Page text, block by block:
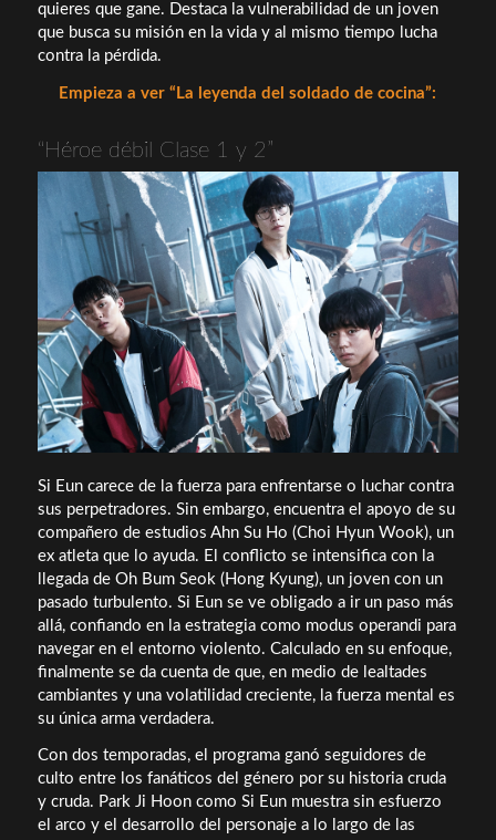
quieres que gane. Destaca la vulnerabilidad de un joven
que busca su misión en la vida y al mismo tiempo lucha
contra la pérdida.
Empieza a ver “La leyenda del soldado de cocina”:
“Héroe débil Clase 1 y 2”
Si Eun carece de la fuerza para enfrentarse o luchar contra
sus perpetradores. Sin embargo, encuentra el apoyo de su
compañero de estudios Ahn Su Ho (Choi Hyun Wook), un
ex atleta que lo ayuda. El conflicto se intensifica con la
llegada de Oh Bum Seok (Hong Kyung), un joven con un
pasado turbulento. Si Eun se ve obligado a ir un paso más
allá, confiando en la estrategia como modus operandi para
navegar en el entorno violento. Calculado en su enfoque,
finalmente se da cuenta de que, en medio de lealtades
cambiantes y una volatilidad creciente, la fuerza mental es
su única arma verdadera.
Con dos temporadas, el programa ganó seguidores de
culto entre los fanáticos del género por su historia cruda
y cruda. Park Ji Hoon como Si Eun muestra sin esfuerzo
el arco y el desarrollo del personaje a lo largo de las